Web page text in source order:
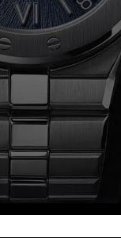
加拨“+86”）